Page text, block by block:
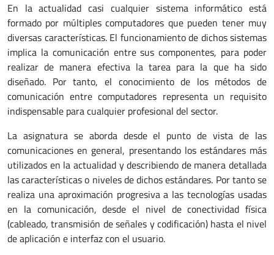
En la actualidad casi cualquier sistema informático está
formado por múltiples computadores que pueden tener muy
diversas características. El funcionamiento de dichos sistemas
implica la comunicación entre sus componentes, para poder
realizar de manera efectiva la tarea para la que ha sido
diseñado. Por tanto, el conocimiento de los métodos de
comunicación entre computadores representa un requisito
indispensable para cualquier profesional del sector.
La asignatura se aborda desde el punto de vista de las
comunicaciones en general, presentando los estándares más
utilizados en la actualidad y describiendo de manera detallada
las características o niveles de dichos estándares. Por tanto se
realiza una aproximación progresiva a las tecnologías usadas
en la comunicación, desde el nivel de conectividad física
(cableado, transmisión de señales y codificación) hasta el nivel
de aplicación e interfaz con el usuario.